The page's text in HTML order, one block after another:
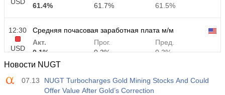
61.4%
61.7%
61.5%
12:30
USD
Средняя почасовая заработная плата м/м
Акт.
0.1%
Прог.
0.3%
Пред.
0.3%
12:30
Средняя почасовая заработная плата г/г
Акт.
Прог.
Новости NUGT
07.13
NUGT Turbocharges Gold Mining Stocks And Could
Offer Value After Gold’s Correction